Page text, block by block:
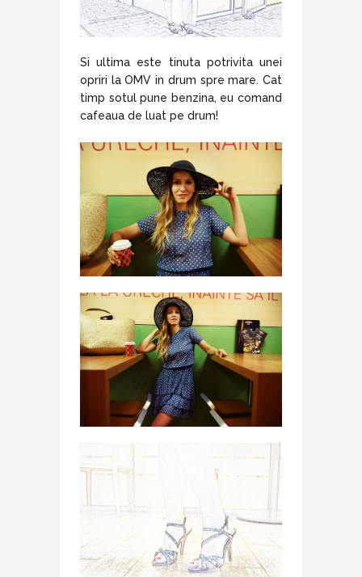
Si ultima este tinuta potrivita unei
opriri la OMV in drum spre mare. Cat
timp sotul pune benzina, eu comand
cafeaua de luat pe drum!